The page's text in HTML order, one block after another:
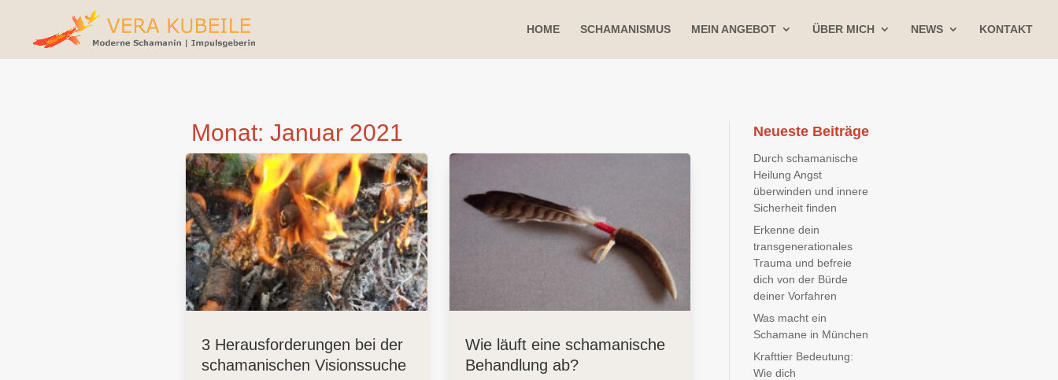
HOME SCHAMANISMUS MEIN ANGEBOT ÜBER MICH NEWS KONTAKT
Monat:Januar 2021
3 Herausforderungen bei der
schamanischen Visionssuche
Wie läuft eine schamanische
Behandlung ab?
Neueste Beiträge
Durch schamanische
Heilung Angst
überwinden und innere
Sicherheit finden
Erkenne dein
transgenerationales
Trauma und befreie
dich von der Bürde
deiner Vorfahren
Was macht ein
Schamane in München
Krafttier Bedeutung:
Wie dich